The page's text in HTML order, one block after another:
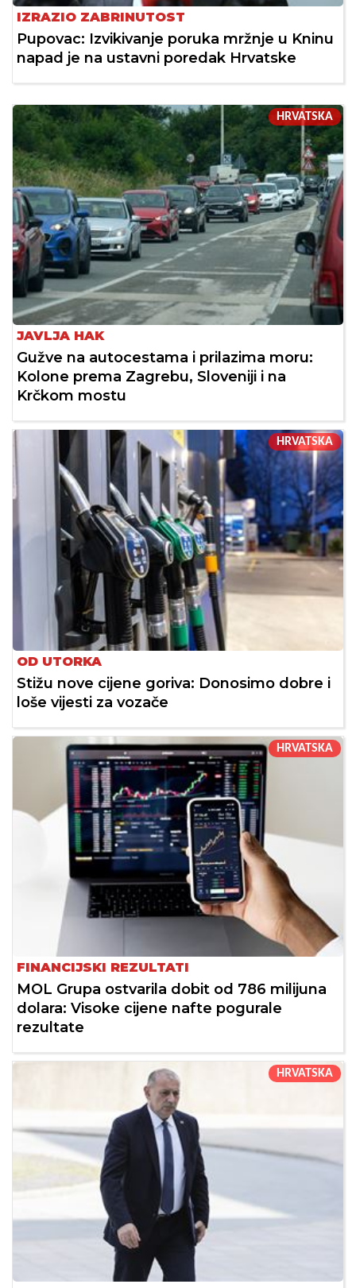
IZRAZIO ZABRINUTOST
Pupovac: Izvikivanje poruka mržnje u Kninu
napad je na ustavni poredak Hrvatske
HRVATSKA
JAVLJA HAK
Gužve na autocestama i prilazima moru:
Kolone prema Zagrebu, Sloveniji i na
Krčkom mostu
HRVATSKA
OD UTORKA
Stižu nove cijene goriva: Donosimo dobre i
loše vijesti za vozače
HRVATSKA
FINANCIJSKI REZULTATI
MOL Grupa ostvarila dobit od 786 milijuna
dolara: Visoke cijene nafte pogurale
rezultate
HRVATSKA